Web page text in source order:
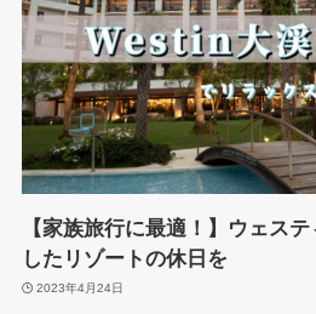
【家族旅行に最適！】ウェス
したリゾートの休日を
2023年4月24日